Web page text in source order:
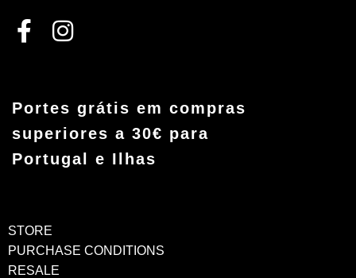
Portes grátis em compras
superiores a 30€ para
Portugal e Ilhas
STORE
PURCHASE CONDITIONS
RESALE